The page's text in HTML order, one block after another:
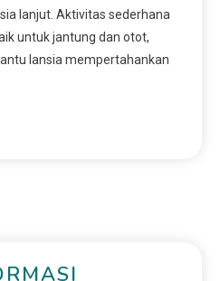
lanjut. Aktivitas sederhana
untuk jantung dan otot,
lansia mempertahankan